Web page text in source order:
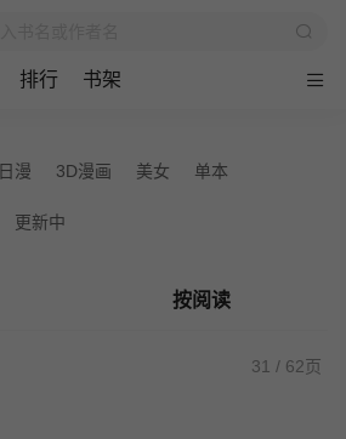
排行 书架
日漫 3D漫画 美女 单本
更新中
按阅读
31 / 62页